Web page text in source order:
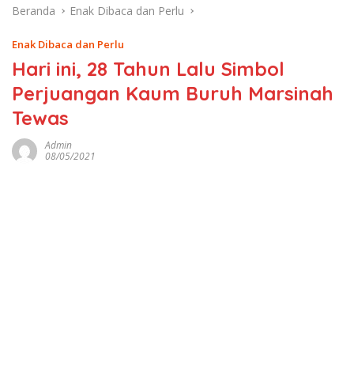
Beranda Enak Dibaca dan Perlu
Enak Dibaca dan Perlu
Hari ini, 28 Tahun Lalu Simbol
Perjuangan Kaum Buruh Marsinah
Tewas
Admin
08/05/2021